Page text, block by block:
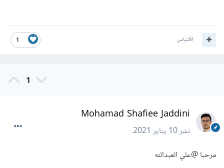
1 اقتباس
1
Mohamad Shafiee Jaddini
نشر10 يناير 2021
مرحبا@علي العبدالله